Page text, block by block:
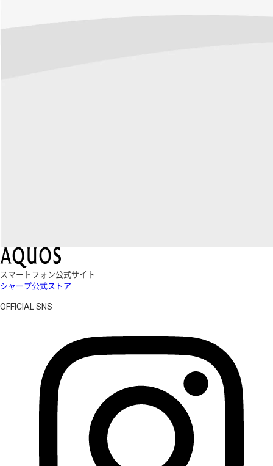
スマートフォン公式サイト
シャープ公式ストア
OFFICIAL SNS